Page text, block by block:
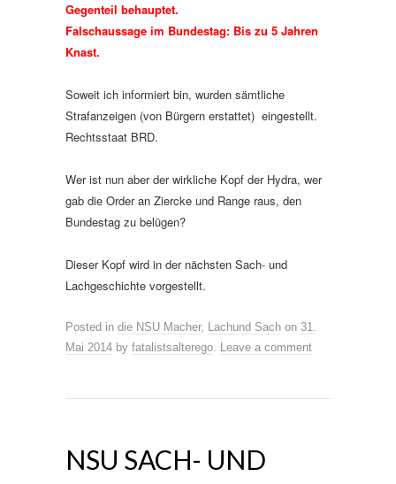
Gegenteil behauptet.
Falschaussage im Bundestag: Bis zu 5 Jahren
Knast.
Soweit ich informiert bin, wurden sämtliche
Strafanzeigen (von Bürgern erstattet) eingestellt.
Rechtsstaat BRD.
Wer ist nun aber der wirkliche Kopf der Hydra, wer
gab die Order an Ziercke und Range raus, den
Bundestag zu belügen?
Dieser Kopf wird in der nächsten Sach- und
Lachgeschichte vorgestellt.
Posted in die NSU Macher, Lachund Sach on 31.
Mai 2014 by fatalistsalterego. Leave a comment
NSU SACH- UND